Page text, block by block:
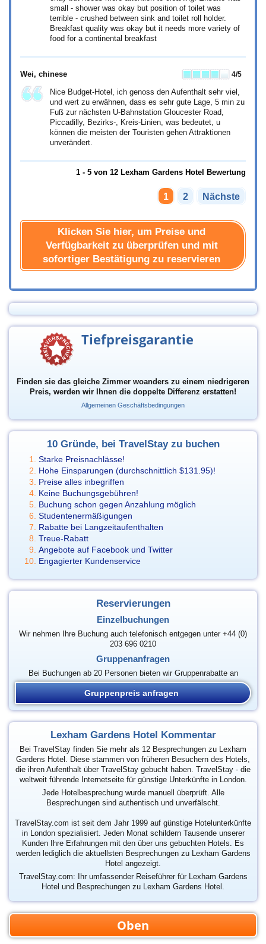
small - shower was okay but position of toilet was
terrible - crushed between sink and toilet roll holder.
Breakfast quality was okay but it needs more variety of
food for a continental breakfast
Wei, chinese 4/5
Nice Budget-Hotel, ich genoss den Aufenthalt sehr viel,
und wert zu erwähnen, dass es sehr gute Lage, 5 min zu
Fuß zur nächsten U-Bahnstation Gloucester Road,
Piccadilly, Bezirks-, Kreis-Linien, was bedeutet, u
können die meisten der Touristen gehen Attraktionen
unverändert.
1 - 5 von 12 Lexham Gardens Hotel Bewertung
1 2 Nächste
Klicken Sie hier, um Preise und
Verfügbarkeit zu überprüfen und mit
sofortiger Bestätigung zu reservieren
Tiefpreisgarantie
Finden sie das gleiche Zimmer woanders zu einem niedrigeren
Preis, werden wir Ihnen die doppelte Differenz erstatten!
Allgemeinen Geschäftsbedingungen
10 Gründe, bei TravelStay zu buchen
Starke Preisnachlässe!
Hohe Einsparungen (durchschnittlich $131.95)!
Preise alles inbegriffen
Keine Buchungsgebühren!
Buchung schon gegen Anzahlung möglich
Studentenermäßigungen
Rabatte bei Langzeitaufenthalten
Treue-Rabatt
Angebote auf Facebook und Twitter
Engagierter Kundenservice
Reservierungen
Einzelbuchungen
Wir nehmen Ihre Buchung auch telefonisch entgegen unter +44 (0)
203 696 0210
Gruppenanfragen
Bei Buchungen ab 20 Personen bieten wir Gruppenrabatte an
Gruppenpreis anfragen
Lexham Gardens Hotel Kommentar
Bei TravelStay finden Sie mehr als 12 Besprechungen zu Lexham
Gardens Hotel. Diese stammen von früheren Besuchern des Hotels,
die ihren Aufenthalt über TravelStay gebucht haben. TravelStay - die
weltweit führende Internetseite für günstige Unterkünfte in London.
Jede Hotelbesprechung wurde manuell überprüft. Alle
Besprechungen sind authentisch und unverfälscht.
TravelStay.com ist seit dem Jahr 1999 auf günstige Hotelunterkünfte
in London spezialisiert. Jeden Monat schildern Tausende unserer
Kunden Ihre Erfahrungen mit den über uns gebuchten Hotels. Es
werden lediglich die aktuellsten Besprechungen zu Lexham Gardens
Hotel angezeigt.
TravelStay.com: Ihr umfassender Reiseführer für Lexham Gardens
Hotel und Besprechungen zu Lexham Gardens Hotel.
Oben